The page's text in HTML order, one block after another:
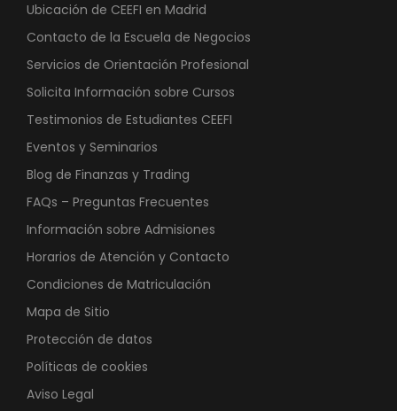
Ubicación de CEEFI en Madrid
Contacto de la Escuela de Negocios
Servicios de Orientación Profesional
Solicita Información sobre Cursos
Testimonios de Estudiantes CEEFI
Eventos y Seminarios
Blog de Finanzas y Trading
FAQs – Preguntas Frecuentes
Información sobre Admisiones
Horarios de Atención y Contacto
Condiciones de Matriculación
Mapa de Sitio
Protección de datos
Políticas de cookies
Aviso Legal